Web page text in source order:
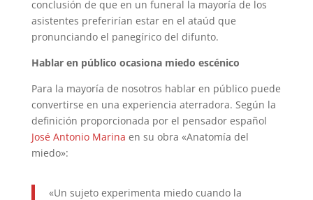
conclusión de que en un funeral la mayoría de los
asistentes preferirían estar en el ataúd que
pronunciando el panegírico del difunto.
Hablar en público ocasiona miedo escénico
Para la mayoría de nosotros hablar en público puede
convertirse en una experiencia aterradora. Según la
definición proporcionada por el pensador español
José Antonio Marina en su obra «Anatomía del
miedo»:
«Un sujeto experimenta miedo cuando la